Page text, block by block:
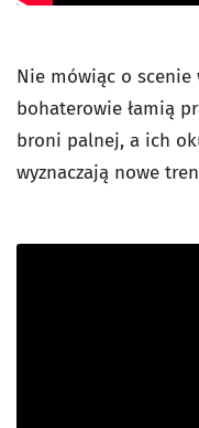
Nie mówiąc o scenie
bohaterowie łamią
broni palnej, a ich
wyznaczają nowe